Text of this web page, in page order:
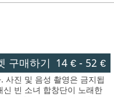
구매하기 14 €- 52 €
사진 및 음성 촬영은 금지됩
신 빈 소녀 합창단이 노래한